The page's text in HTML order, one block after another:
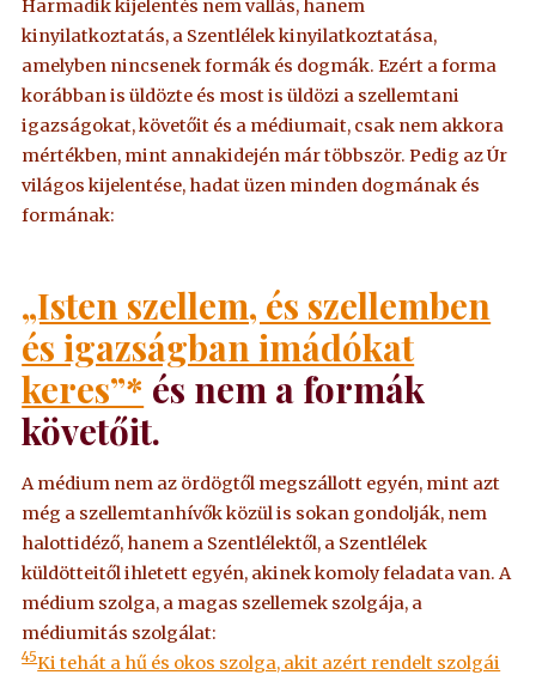
Harmadik kijelentés nem vallás, hanem
kinyilatkoztatás, a Szentlélek kinyilatkoztatása,
amelyben nincsenek formák és dogmák. Ezért a forma
korábban is üldözte és most is üldözi a szellemtani
igazságokat, követőit és a médiumait, csak nem akkora
mértékben, mint annakidején már többször. Pedig az Úr
világos kijelentése, hadat üzen minden dogmának és
formának:
„Isten szellem, és szellemben
és igazságban imádókat
keres”* és nem a formák
követőit.
A médium nem az ördögtől megszállott egyén, mint azt
még a szellemtanhívők közül is sokan gondolják, nem
halottidéző, hanem a Szentlélektől, a Szentlélek
küldötteitől ihletett egyén, akinek komoly feladata van. A
médium szolga, a magas szellemek szolgája, a
médiumitás szolgálat:
45Ki tehát a hű és okos szolga, akit azért rendelt szolgái